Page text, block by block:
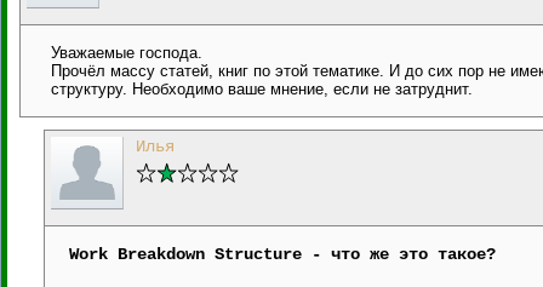
Уважаемые господа.
Прочёл массу статей, книг по этой тематике. И до сих пор не
структуру. Необходимо ваше мнение, если не затруднит.
Илья
Work Breakdown Structure - что же это такое?